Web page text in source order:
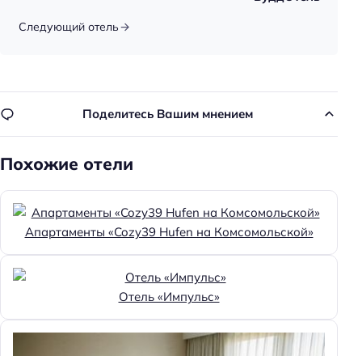
Парковка
Главное
Парковка
Пляжная линия: 1-я линия
Следующий отель
Поделитесь Вашим мнением
Похожие отели
Апартаменты «Cozy39 Hufen на Комсомольской»
Отель «Импульс»